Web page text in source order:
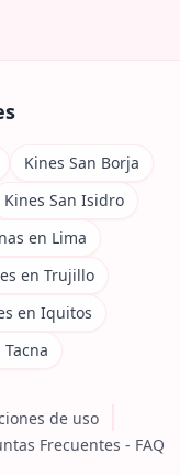
Kines San Borja
Kines San Isidro
en Lima
en Trujillo
en Iquitos
Tacna
de uso
Frecuentes - FAQ